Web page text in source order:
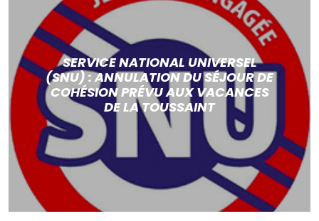
SERVICE NATIONAL UNIVERSEL
(SNU) : ANNULATION DU SÉJOUR DE
COHÉSION PRÉVU AUX VACANCES
DE LA TOUSSAINT